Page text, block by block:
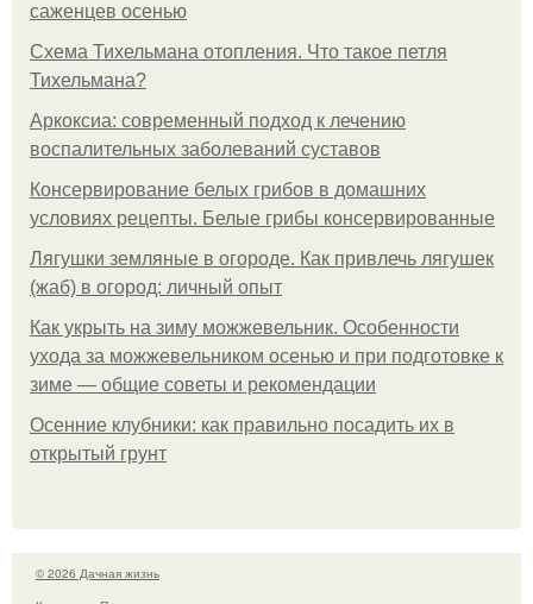
саженцев осенью
Схема Тихельмана отопления. Что такое петля
Тихельмана?
Аркоксиа: современный подход к лечению
воспалительных заболеваний суставов
Консервирование белых грибов в домашних
условиях рецепты. Белые грибы консервированные
Лягушки земляные в огороде. Как привлечь лягушек
(жаб) в огород: личный опыт
Как укрыть на зиму можжевельник. Особенности
ухода за можжевельником осенью и при подготовке к
зиме — общие советы и рекомендации
Осенние клубники: как правильно посадить их в
открытый грунт
© 2026 Дачная жизнь